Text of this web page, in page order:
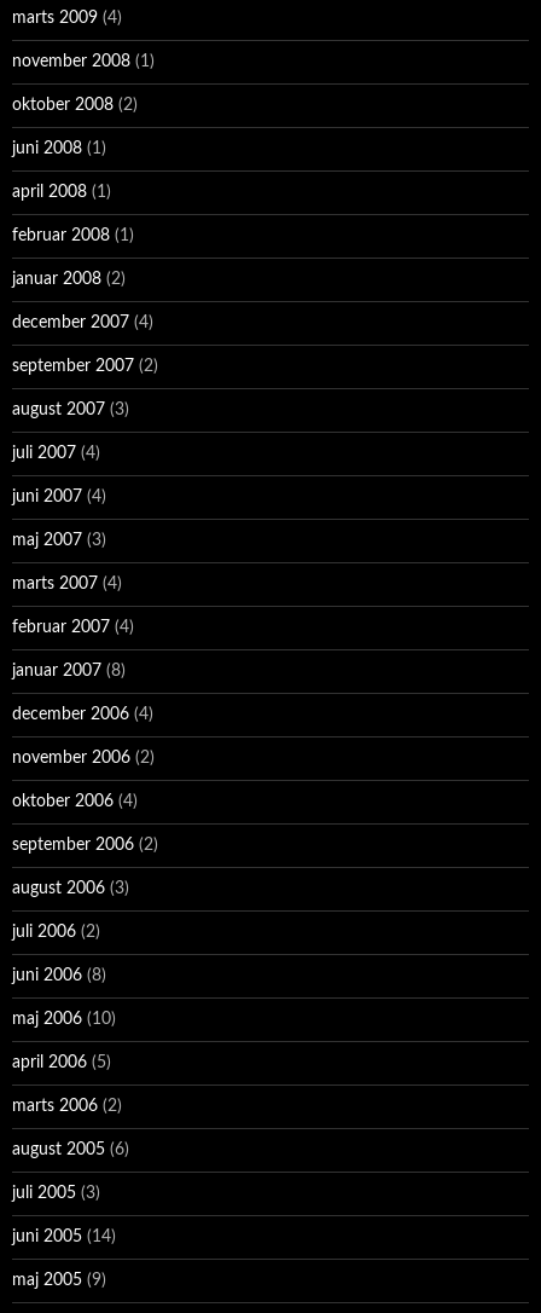
marts 2009 (4)
november 2008 (1)
oktober 2008 (2)
juni 2008 (1)
april 2008 (1)
februar 2008 (1)
januar 2008 (2)
december 2007 (4)
september 2007 (2)
august 2007 (3)
juli 2007 (4)
juni 2007 (4)
maj 2007 (3)
marts 2007 (4)
februar 2007 (4)
januar 2007 (8)
december 2006 (4)
november 2006 (2)
oktober 2006 (4)
september 2006 (2)
august 2006 (3)
juli 2006 (2)
juni 2006 (8)
maj 2006 (10)
april 2006 (5)
marts 2006 (2)
august 2005 (6)
juli 2005 (3)
juni 2005 (14)
maj 2005 (9)